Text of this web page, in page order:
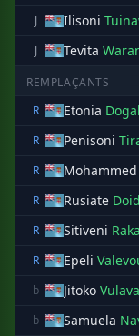
J
Ilisoni
J
Tevita
REMPLAÇANTS
R
Etonia
R
Penisoni
R
Mohammed
R
Rusiate
R
Sitiveni
R
Epeli
b
Jitoko Vulava
b Samuela